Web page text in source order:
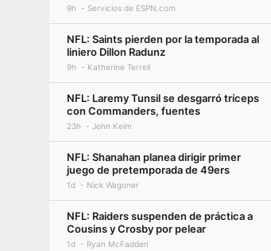
9h Servicios de ESPN.com
NFL: Saints pierden por la temporada al
liniero Dillon Radunz
9h Katherine Terrell
NFL: Laremy Tunsil se desgarró tríceps
con Commanders, fuentes
23h John Keim
NFL: Shanahan planea dirigir primer
juego de pretemporada de 49ers
1d Nick Wagoner
NFL: Raiders suspenden de práctica a
Cousins y Crosby por pelear
1d Ryan McFadden